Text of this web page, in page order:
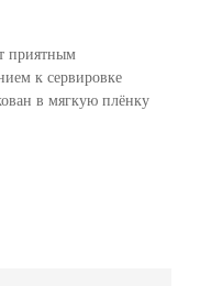
приятным
к сервировке
в мягкую плёнку